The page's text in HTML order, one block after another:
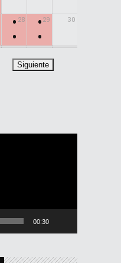
28
•
•
29
•
•
30
00:30